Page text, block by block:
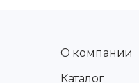
свои средства на
О компании
Каталог